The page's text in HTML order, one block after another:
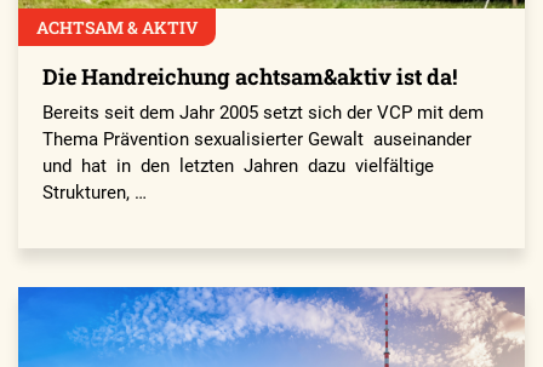
ACHTSAM & AKTIV
Die Handreichung achtsam&aktiv ist da!
Bereits seit dem Jahr 2005 setzt sich der VCP mit dem
Thema Prävention sexualisierter Gewalt auseinander
und hat in den letzten Jahren dazu vielfältige
Strukturen, …